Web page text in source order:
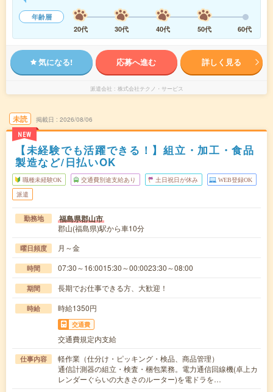
年齢層
20代
30代 40代 50代 60代
気になる! 応募へ進む 詳しく見る
派遣会社 株式会社テクノ・サービス
未読
NEW
掲載日 2026/08/06
【未経験でも活躍できる！】組立・加工・食品
製造など/日払いOK
職種未経験OK 交通費別途支給あり 土日祝日が休み WEB登録OK
派遣
勤務地 福島県郡山市
郡山(福島県)駅から車10分
曜日頻度 月～金
時間 07:30～16:0015:30～00:0023:30～08:00
期間 長期でお仕事できる方、大歓迎！
時給 時給1350円
交通費
交通費規定内支給
仕事内容
軽作業（仕分け・ピッキング・検品、商品管理）
通信計測器の組立・検査・梱包業務。電力通信回線機(卓上カ
レンダーぐらいの大きさのルーター)を電ドラを…